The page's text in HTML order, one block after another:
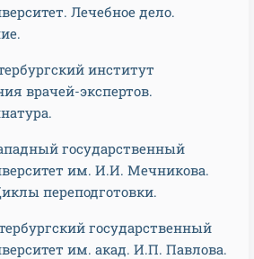
Лечебное дело.
институт
врачей-экспертов.
государственный
им. И.И. Мечникова.
переподготовки.
государственный
им. акад. И.П. Павлова.